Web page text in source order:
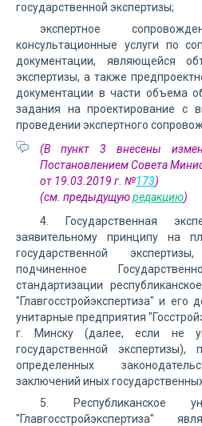
государственной экспертизы;
экспертное
консультационные услуги по
документации, являющейся
экспертизы, а также
документации в части объема
задания на проектирование с
проведении экспертного
(В пункт 3 внесены
Постановлением Совета
от 19.03.2019 г. №173)
(см. предыдущуюредакцию)
4. Государственная
заявительному принципу на
государственной
подчиненное
стандартизации
"Главгосстройэкспертиза" и его
унитарные предприятия
г. Минску (далее, если не
государственной
определенных
заключений иных государственных
5. Республиканское
"Главгосстройэкспертиза"